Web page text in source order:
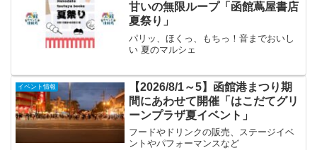
甘いの無限ループ「函館蔦屋書店
夏祭り」
パリッ、ほくっ、もちっ！音までおいし
い 夏のマルシェ
イベント情報
【2026/8/1～5】函館港まつり期
間にあわせて開催「はこだてグリ
ーンプラザ夏イベント」
フードやドリンクの販売、ステージイベ
ントやパフォーマンスなど